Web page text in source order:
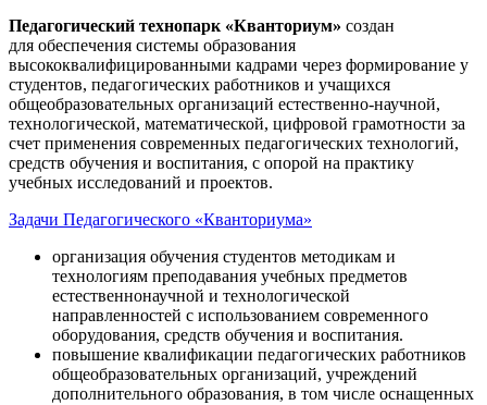
Педагогический технопарк «Кванториум» создан
для обеспечения системы образования
высококвалифицированными кадрами через формирование у
студентов, педагогических работников и учащихся
общеобразовательных организаций естественно-научной,
технологической, математической, цифровой грамотности за
счет применения современных педагогических технологий,
средств обучения и воспитания, с опорой на практику
учебных исследований и проектов.
Задачи Педагогического «Кванториума»
организация обучения студентов методикам и
технологиям преподавания учебных предметов
естественнонаучной и технологической
направленностей с использованием современного
оборудования, средств обучения и воспитания.
повышение квалификации педагогических работников
общеобразовательных организаций, учреждений
дополнительного образования, в том числе оснащенных